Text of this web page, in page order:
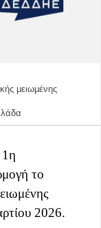
μειωμένης
το
2026.